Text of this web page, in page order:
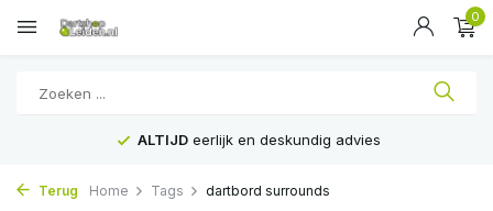
0
ALTIJD eerlijk en deskundig advies
Terug Home Tags dartbord surrounds